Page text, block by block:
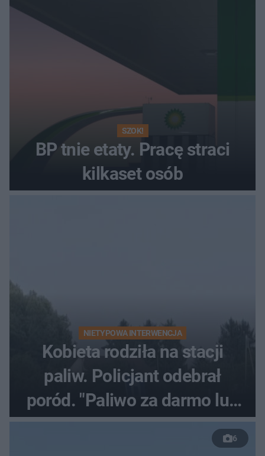
SZOK!
BP tnie etaty. Pracę straci
kilkaset osób
NIETYPOWA INTERWENCJA
Kobieta rodziła na stacji
paliw. Policjant odebrał
poród. "Paliwo za darmo lub
50 %!"
6